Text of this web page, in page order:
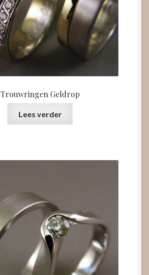
Trouwringen Geldrop
Lees verder